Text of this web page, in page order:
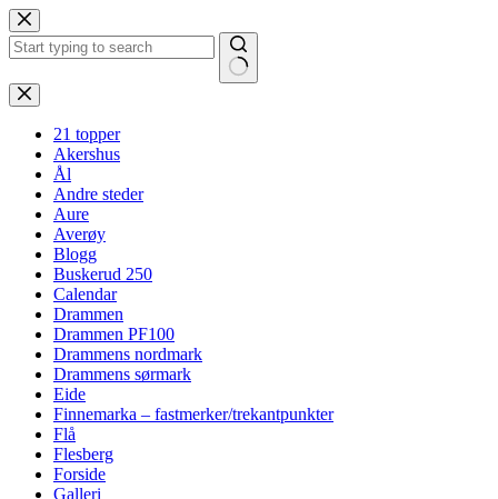
Hopp
til
innholdet
Ingen
resultater
21 topper
Akershus
Ål
Andre steder
Aure
Averøy
Blogg
Buskerud 250
Calendar
Drammen
Drammen PF100
Drammens nordmark
Drammens sørmark
Eide
Finnemarka – fastmerker/trekantpunkter
Flå
Flesberg
Forside
Galleri